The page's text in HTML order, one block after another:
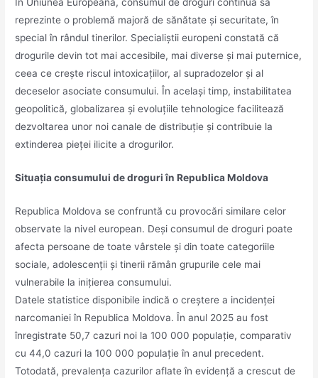
În Uniunea Europeană, consumul de droguri continuă să
reprezinte o problemă majoră de sănătate și securitate, în
special în rândul tinerilor. Specialiștii europeni constată că
drogurile devin tot mai accesibile, mai diverse și mai puternice,
ceea ce crește riscul intoxicațiilor, al supradozelor și al
deceselor asociate consumului. În același timp, instabilitatea
geopolitică, globalizarea și evoluțiile tehnologice facilitează
dezvoltarea unor noi canale de distribuție și contribuie la
extinderea pieței ilicite a drogurilor.
Situația consumului de droguri în Republica Moldova
Republica Moldova se confruntă cu provocări similare celor
observate la nivel european. Deși consumul de droguri poate
afecta persoane de toate vârstele și din toate categoriile
sociale, adolescenții și tinerii rămân grupurile cele mai
vulnerabile la inițierea consumului.
Datele statistice disponibile indică o creștere a incidenței
narcomaniei în Republica Moldova. În anul 2025 au fost
înregistrate 50,7 cazuri noi la 100 000 populație, comparativ
cu 44,0 cazuri la 100 000 populație în anul precedent.
Totodată, prevalența cazurilor aflate în evidență a crescut de